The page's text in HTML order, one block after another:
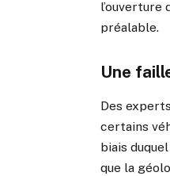
préalable.
Une
Des
certains
biais
que la